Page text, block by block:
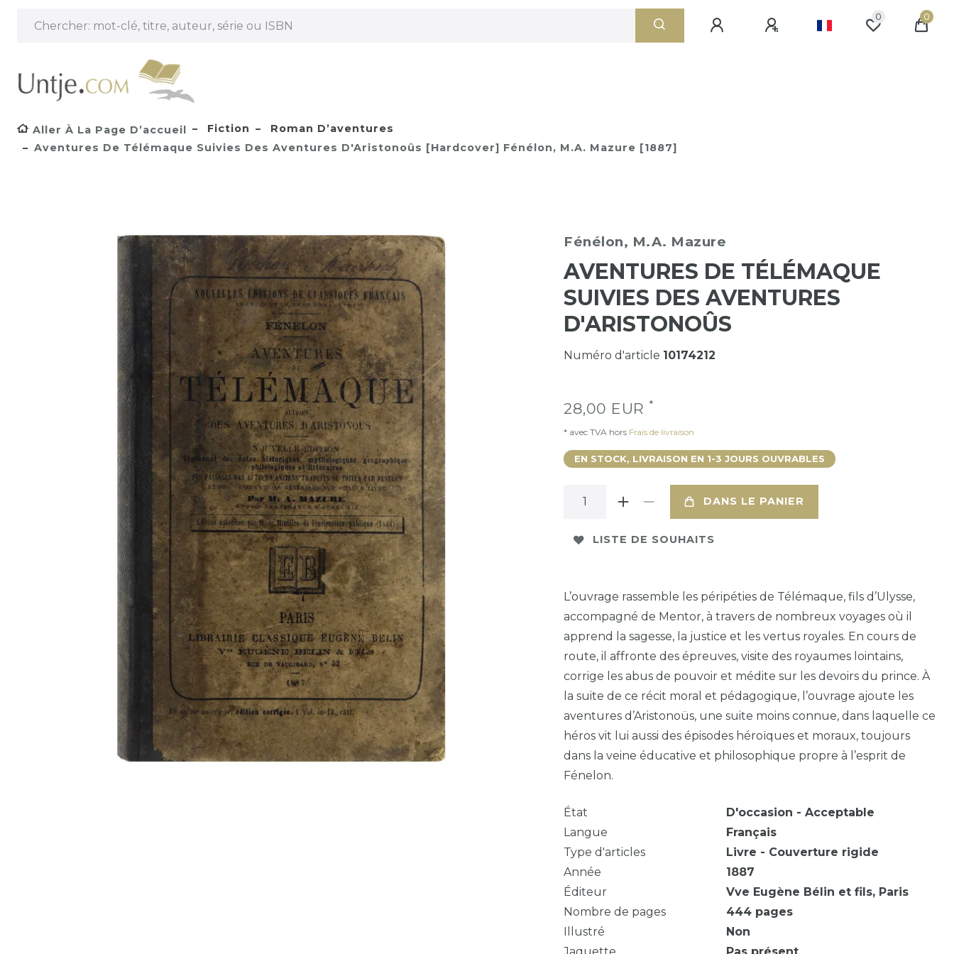
0 0
Aller À La Page D’accueil Fiction
Roman D’aventures
Aventures De Télémaque Suivies Des Aventures D'Aristonoûs [Hardcover] Fénélon, M.A. Mazure [1887]
Fénélon, M.A. Mazure
AVENTURES DE TÉLÉMAQUE
SUIVIES DES AVENTURES
D'ARISTONOÛS
Numéro d'article 10174212
28,00 EUR *
* avec TVA hors Frais de livraison
EN STOCK, LIVRAISON EN 1-3 JOURS OUVRABLES
DANS LE PANIER
LISTE DE SOUHAITS
L’ouvrage rassemble les péripéties de Télémaque, fils d’Ulysse,
accompagné de Mentor, à travers de nombreux voyages où il
apprend la sagesse, la justice et les vertus royales. En cours de
route, il affronte des épreuves, visite des royaumes lointains,
corrige les abus de pouvoir et médite sur les devoirs du prince. À
la suite de ce récit moral et pédagogique, l’ouvrage ajoute les
aventures d’Aristonoüs, une suite moins connue, dans laquelle ce
héros vit lui aussi des épisodes héroïques et moraux, toujours
dans la veine éducative et philosophique propre à l’esprit de
Fénelon.
État
D'occasion - Acceptable
Langue
Français
Type d'articles
Livre - Couverture rigide
Année
1887
Éditeur
Vve Eugène Bélin et fils, Paris
Nombre de pages
444 pages
Illustré
Non